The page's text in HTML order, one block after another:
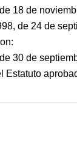
18 de
de 24 de
30 de
Estatuto